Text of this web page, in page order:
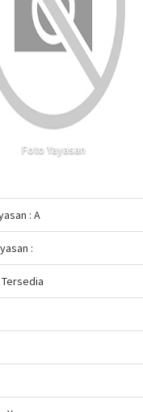
Foto Yayasan
: A
: